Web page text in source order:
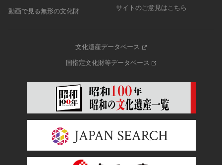
動画で見る無形の文化財 サイトのご意見はこちら
文化遺産データベース
国指定文化財等データベース